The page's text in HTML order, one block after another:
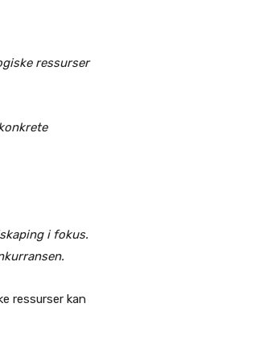
ressurser
i fokus.
ressurser kan